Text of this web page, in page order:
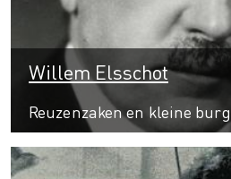
Willem Elsschot
Reuzenzaken en kleine